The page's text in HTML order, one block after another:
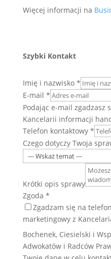
Więcej informacji na
Szybki Kontakt
Imię i nazwisko *
E-mail *
Podając e-mail zgadzasz
Kancelarii informacji
Telefon kontaktowy *
Czego dotyczy Twoja
Krótki opis sprawy
Zgoda *
Zgadzam się na
marketingowy z
Bochenek, Ciesielski i
Adwokatów i Radców